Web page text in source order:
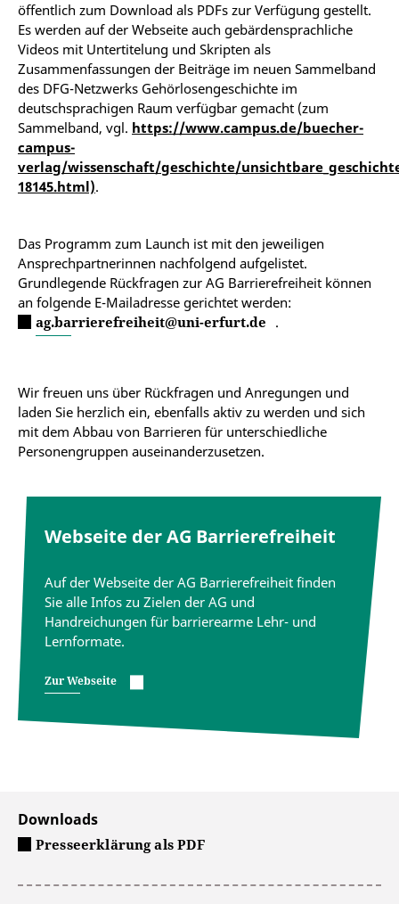
öffentlich zum Download als PDFs zur Verfügung gestellt.
Es werden auf der Webseite auch gebärdensprachliche
Videos mit Untertitelung und Skripten als
Zusammenfassungen der Beiträge im neuen Sammelband
des DFG-Netzwerks Gehörlosengeschichte im
deutschsprachigen Raum verfügbar gemacht (zum
Sammelband, vgl. https://www.campus.de/buecher-
campus-
verlag/wissenschaft/geschichte/
18145.html).
Das Programm zum Launch ist mit den jeweiligen
Ansprechpartnerinnen nachfolgend aufgelistet.
Grundlegende Rückfragen zur AG Barrierefreiheit können
an folgende E-Mailadresse gerichtet werden:
ag.barrierefreiheit@uni-erfurt.de .
Wir freuen uns über Rückfragen und Anregungen und
laden Sie herzlich ein, ebenfalls aktiv zu werden und sich
mit dem Abbau von Barrieren für unterschiedliche
Personengruppen auseinanderzusetzen.
Webseite der AG Barrierefreiheit
Auf der Webseite der AG Barrierefreiheit finden
Sie alle Infos zu Zielen der AG und
Handreichungen für barrierearme Lehr- und
Lernformate.
Zur Webseite
Downloads
Presseerklärung als PDF